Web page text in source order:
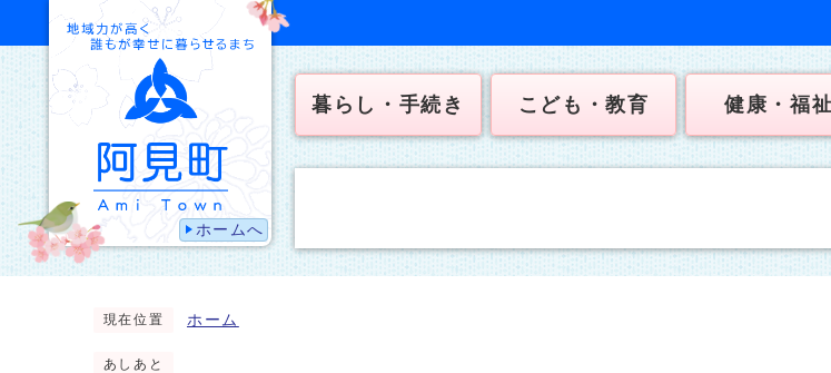
ホームへ
暮らし・手続き こども・教育 健康・福
現在位置 ホーム
あしあと